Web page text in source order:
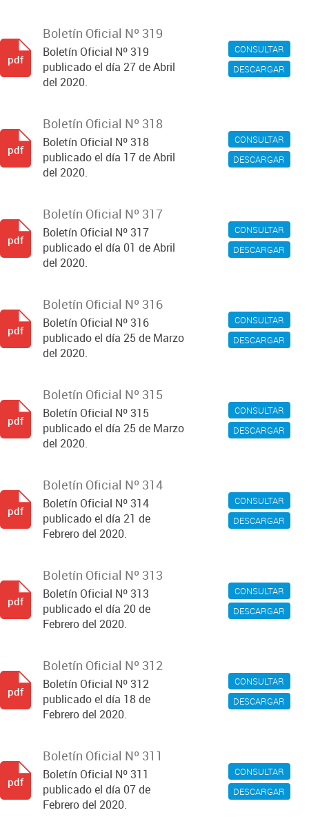
CONSULTAR
DESCARGAR
Boletín Oficial Nº 319
Boletín Oficial Nº 319
publicado el día 27 de Abril
del 2020.
pdf
CONSULTAR
DESCARGAR
Boletín Oficial Nº 318
Boletín Oficial Nº 318
publicado el día 17 de Abril
del 2020.
pdf
CONSULTAR
DESCARGAR
Boletín Oficial Nº 317
Boletín Oficial Nº 317
publicado el día 01 de Abril
del 2020.
pdf
CONSULTAR
DESCARGAR
Boletín Oficial Nº 316
Boletín Oficial Nº 316
publicado el día 25 de Marzo
del 2020.
pdf
CONSULTAR
DESCARGAR
Boletín Oficial Nº 315
Boletín Oficial Nº 315
publicado el día 25 de Marzo
del 2020.
pdf
CONSULTAR
DESCARGAR
Boletín Oficial Nº 314
Boletín Oficial Nº 314
publicado el día 21 de
Febrero del 2020.
pdf
CONSULTAR
DESCARGAR
Boletín Oficial Nº 313
Boletín Oficial Nº 313
publicado el día 20 de
Febrero del 2020.
pdf
CONSULTAR
DESCARGAR
Boletín Oficial Nº 312
Boletín Oficial Nº 312
publicado el día 18 de
Febrero del 2020.
pdf
CONSULTAR
DESCARGAR
Boletín Oficial Nº 311
Boletín Oficial Nº 311
publicado el día 07 de
Febrero del 2020.
pdf